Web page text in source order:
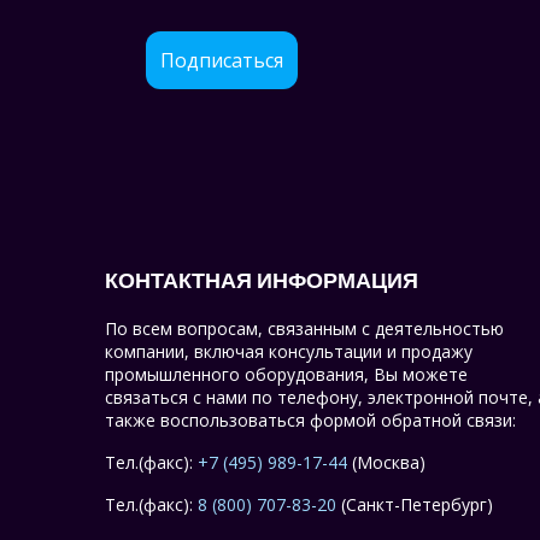
Подписаться
КОНТАКТНАЯ ИНФОРМАЦИЯ
По всем вопросам, связанным с деятельностью
компании, включая консультации и продажу
промышленного оборудования, Вы можете
связаться с нами по телефону, электронной почте,
также воспользоваться формой обратной связи:
Тел.(факс): +7 (495) 989-17-44 (Москва)
Тел.(факс): 8 (800) 707-83-20 (Санкт-Петербург)